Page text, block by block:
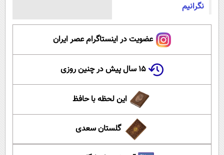
نگرانیم
عضویت در اینستاگرام عصر ایران
۱۵ سال پیش در چنین روزی
این لحظه با حافظ
گلستان سعدی